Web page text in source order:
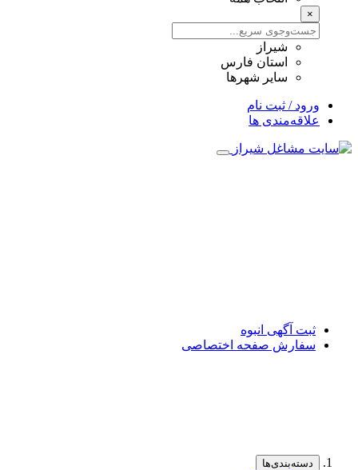
استان فارس
سایر شهرها
/ ثبت نام
ها
آگهی انبوه
صفحه اختصاصی